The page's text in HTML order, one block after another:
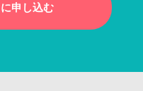
申し込む